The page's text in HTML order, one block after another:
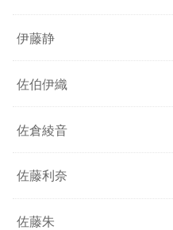
伊藤静
佐伯伊織
佐倉綾音
佐藤利奈
佐藤朱